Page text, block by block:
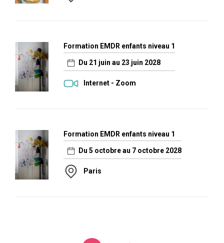
Formation EMDR enfants niveau 1
Du 21 juin au 23 juin 2028
Internet - Zoom
Formation EMDR enfants niveau 1
Du 5 octobre au 7 octobre 2028
Paris